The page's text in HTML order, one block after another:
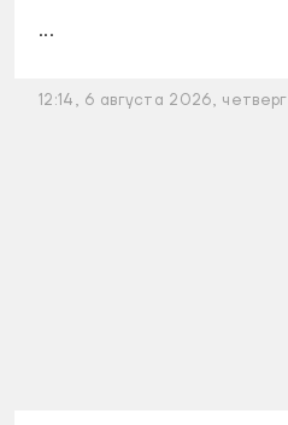
...
12:14, 6 августа 2026, четверг